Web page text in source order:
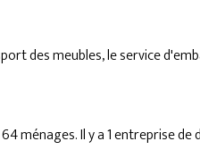
des meubles, le service
ménages. Il y a 1 entreprise